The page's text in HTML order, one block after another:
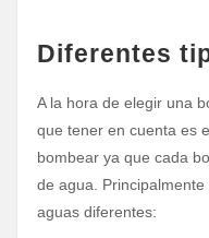
Diferentes
A la hora de elegir una
que tener en cuenta es
bombear ya que cada
de agua.
aguas diferentes: